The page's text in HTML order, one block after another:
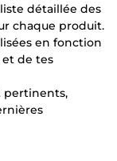
détaillée des
chaque produit.
en fonction
de tes
pertinents,